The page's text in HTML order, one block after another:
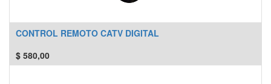
CONTROL REMOTO CATV DIGITAL
$ 580,00